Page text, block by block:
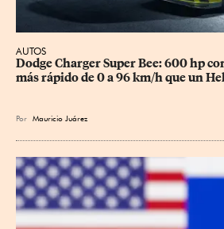
AUTOS
Dodge Charger Super Bee: 600 hp
más rápido de 0 a 96 km/h que un
Por Mauricio Juárez